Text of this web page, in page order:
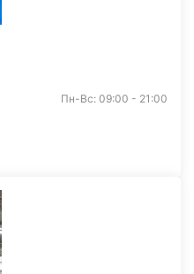
Пн-Вс: 09:00 - 21:00